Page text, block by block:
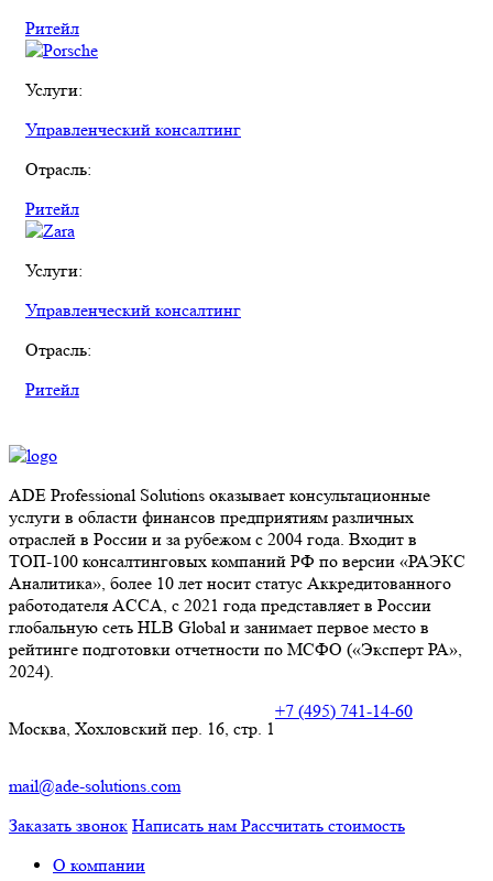
Ритейл
Услуги:
Управленческий консалтинг
Отрасль:
Ритейл
Услуги:
Управленческий консалтинг
Отрасль:
Ритейл
ADE Professional Solutions оказывает консультационные
услуги в области финансов предприятиям различных
отраслей в России и за рубежом с 2004 года. Входит в
ТОП-100 консалтинговых компаний РФ по версии «РАЭКС
Аналитика», более 10 лет носит статус Аккредитованного
работодателя ACCA, с 2021 года представляет в России
глобальную сеть HLB Global и занимает первое место в
рейтинге подготовки отчетности по МСФО («Эксперт РА»,
2024).
Москва, Хохловский пер. 16, стр. 1
+7 (495) 741-14-60
mail@ade-solutions.com
Заказать звонок Написать нам Рассчитать стоимость
О компании